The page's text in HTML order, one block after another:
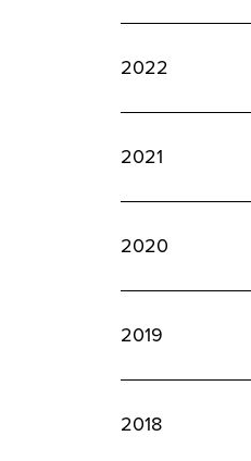
2022
2021
2020
2019
2018